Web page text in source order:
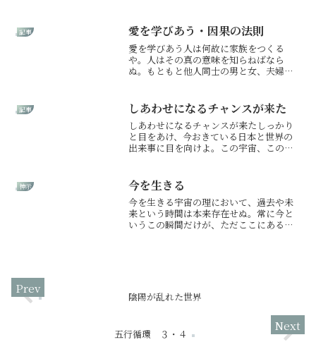
まだ迷いて苦しむなり。目を覆うような
事件、命軽視の自分勝手な動...
記事 愛を学びあう・因果の法則
愛を学びあう人は何故に家族をつくる
や。人はその真の意味を知らねばなら
ぬ。もともと他人同士の男と女、夫婦と
なものなり。真に人を愛することはなか
なか困難なり。なれば、家族は...
記事 しあわせになるチャンスが来た
しあわせになるチャンスが来たしっかり
と目をあけ、今おきている日本と世界の
出来事に目を向けよ。この宇宙、この世
見届けねばならぬ。この世の大掃除行わ
れるれば、想像を絶する恐...
神示 今を生きる
今を生きる宇宙の理において、過去や未
来という時間は本来存在せぬ。常に今と
いうこの瞬間だけが、ただここにあるの
陰陽が乱れた世界
五行循環 ３・４